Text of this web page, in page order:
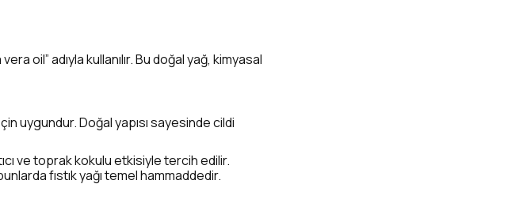
oil” adıyla kullanılır. Bu doğal yağ, kimyasal
uygundur. Doğal yapısı sayesinde cildi
ve toprak kokulu etkisiyle tercih edilir.
fıstık yağı temel hammaddedir.